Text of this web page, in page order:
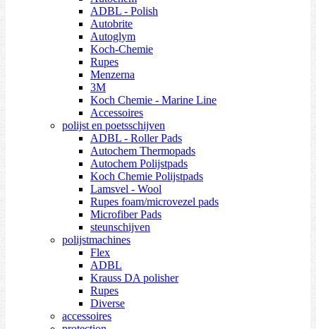
ADBL - Polish
Autobrite
Autoglym
Koch-Chemie
Rupes
Menzerna
3M
Koch Chemie - Marine Line
Accessoires
polijst en poetsschijven
ADBL - Roller Pads
Autochem Thermopads
Autochem Polijstpads
Koch Chemie Polijstpads
Lamsvel - Wool
Rupes foam/microvezel pads
Microfiber Pads
steunschijven
polijstmachines
Flex
ADBL
Krauss DA polisher
Rupes
Diverse
accessoires